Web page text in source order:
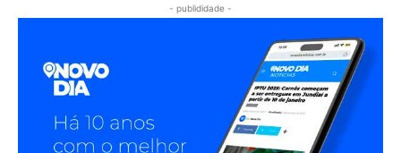
- publididade -